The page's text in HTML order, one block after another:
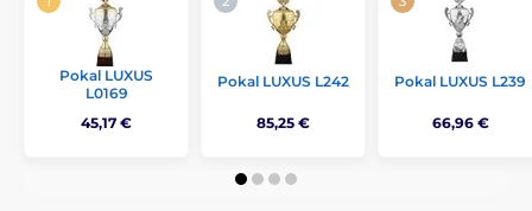
Pokal LUXUS
L0169
45,17 €
Pokal LUXUS L242
85,25 €
Pokal LUXUS L239
66,96 €